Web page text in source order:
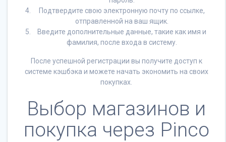
Подтвердите свою электронную почту по ссылке,
отправленной на ваш ящик.
Введите дополнительные данные, такие как имя и
фамилия, после входа в систему.
После успешной регистрации вы получите доступ к
системе кэшбэка и можете начать экономить на своих
покупках.
Выбор магазинов и
покупка через Pinco